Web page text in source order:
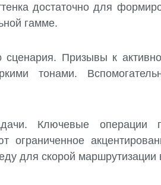
достаточно для
гамме.
сценария. Призывы к
тонами.
Ключевые операции
ограниченное
для скорой маршрутизации